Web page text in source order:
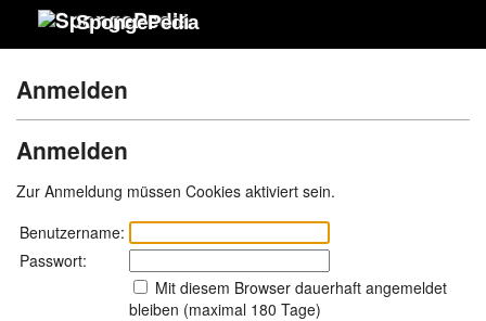
SpongePedia
Anmelden
Anmelden
Zur Anmeldung müssen Cookies aktiviert sein.
Benutzername:
Passwort:
Mit diesem Browser dauerhaft angemeldet
bleiben (maximal 180 Tage)